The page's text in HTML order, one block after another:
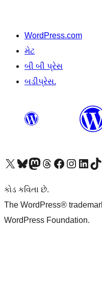
WordPress.com
મેટ
બી બી પ્રેસ
બડીપ્રેસ.
અમારા X (અગાઉ ટ્વિટર) એકાઉન્ટની મુલાકાત લોઅમારા Bluesky એકાઉન્ટની મુલાકાત લોઅમારા માસ્ટોડોન એકાઉન્ટની મુલાકાત લોઅમારા Threads એકાઉન્ટની મુલાકાત લો અમારા ફેસબુક પેજની મુલાકાત લોઅમારા ઇન્સ્ટાગ્રામ એકાઉન્ટની મુલાકાત લો અમારા LinkedIn એકાઉન્ટની મુલાકાત લોઅમારા TikTok એકાઉન્ટની મુલાકાત લો
કોડ કવિતા છે.
The WordPress®
WordPress Foundation.